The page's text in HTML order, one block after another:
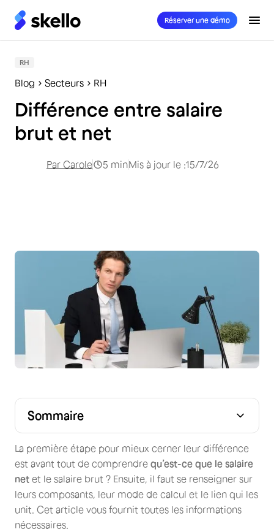
Réserver une démo
RH
Blog Secteurs RH
Différence entre salaire
brut et net
Par Carole 5 minMis à jour le :15/7/26
La première étape pour mieux cerner leur différence
est avant tout de comprendre qu’est-ce que le salaire
net et le salaire brut ? Ensuite, il faut se renseigner sur
leurs composants, leur mode de calcul et le lien qui les
unit. Cet article vous fournit toutes les informations
nécessaires.
Sommaire